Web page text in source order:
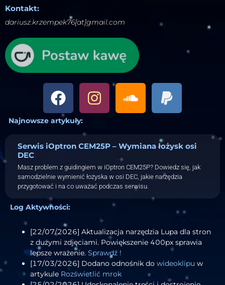
Kontakt:
dariusz.krzempek76[at]gmail.com
Najnowsze artykuły:
Serwis iOptron CEM25P – Wymiana łożysk osi
DEC
Masz problem z guidingiem w iOptron CEM25P? Dowiedz się, jak
samodzielnie wymienić łożyska w osi DEC, jakie narzędzia
przygotować i na co uważać podczas serwisu.
Log Aktywności:
[22/07/2026] Aktualizacja narzędzia Lupa dla stron
z dużymi zdjęciami. Powiększenie 400px sprawia
lepsze wrażenie. Sprawdź !
[17/03/2026] Dodano odnośnik do wideoklipu w
artykule Rozświetlić mrok